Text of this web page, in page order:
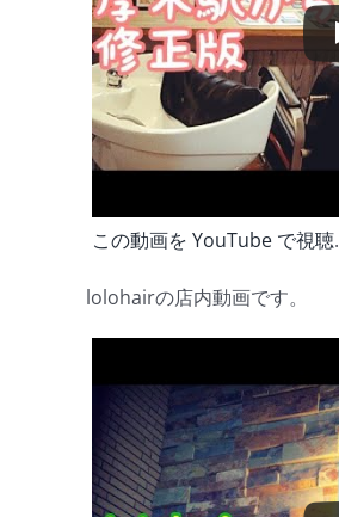
この動画を YouTube で視聴.
lolohairの店内動画です。